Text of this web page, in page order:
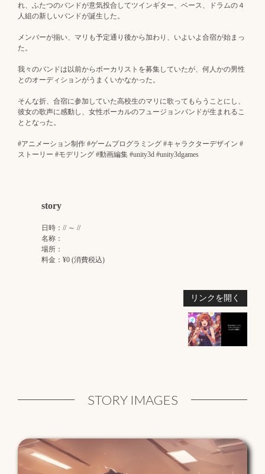
れ、ふたつのバンドが意気投合してツインギター、ベース、ドラムの４
人組の新しいバンドが誕生した。
メンバーが揃い、マリも予定通り後から加わり、いよいよ合宿が始まっ
た。
我々のバンドは以前からボーカリストを募集していたが、何人かの男性
とのオーディションがうまくいかなかった。
そんな折、合宿に参加していた高校生のマリに歌ってもらうことにし、
彼女の歌声に感動し、女性ボーカルのフュージョンバンドが生まれるこ
ととなった。
#アニメーション制作 #ゲームプログラミング #キャラクターデザイン #
ストーリー #モデリング #動画編集 #unity3d #unity3dgames
story
日時：// ～ //
名称：
場所：
料金：¥0 (消費税込)
リンクを開く
STORY IMAGES